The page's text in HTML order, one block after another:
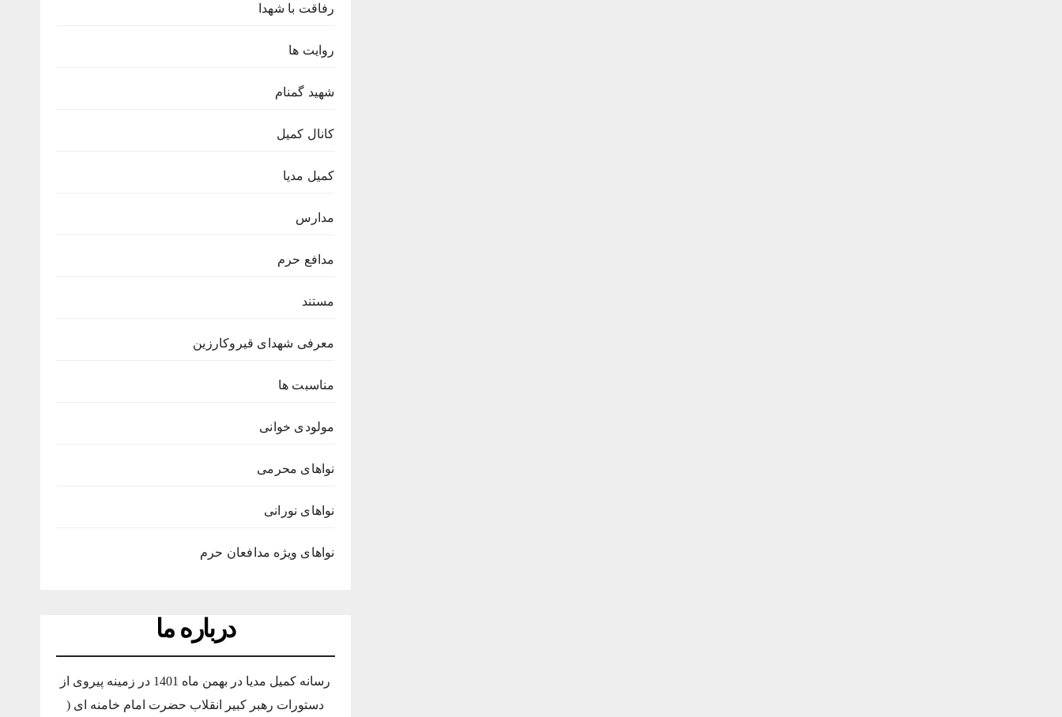
رفاقت با شهدا
روایت ها
شهید گمنام
کانال کمیل
کمیل مدیا
مدارس
مدافع حرم
مستند
معرفی شهدای قیروکارزین
مناسبت ها
مولودی خوانی
نواهای محرمی
نواهای نورانی
نواهای ویژه مدافعان حرم
درباره ما
رسانه کمیل مدیا در بهمن ماه 1401 در زمینه پیروی از
دستورات رهبر کبیر انقلاب حضرت امام خامنه ای (